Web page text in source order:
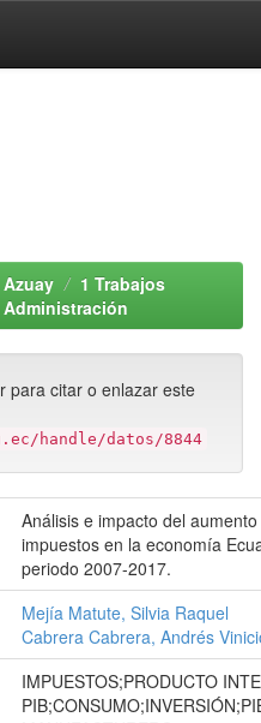
1 Trabajos
para citar o enlazar este
handle/datos/8844
Análisis e impacto del
impuestos en la economía
periodo 2007-2017.
Mejía Matute, Silvia Raquel
Cabrera Cabrera, Andrés
IMPUESTOS;PRODUCTO